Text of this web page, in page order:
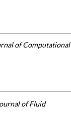
of Computational
of Fluid